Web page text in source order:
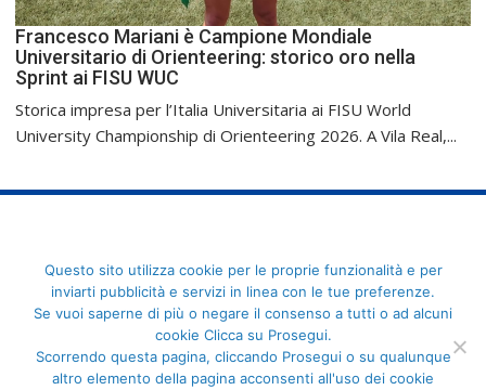
Francesco Mariani è Campione Mondiale
Universitario di Orienteering: storico oro nella
Sprint ai FISU WUC
Storica impresa per l’Italia Universitaria ai FISU World
University Championship di Orienteering 2026. A Vila Real,...
FederCUSI: Federazione Italiana dello Sport Universitario - Via
Angelo Brofferio, 7 - 00195 Roma - C.F. 80109270589
Questo sito utilizza cookie per le proprie funzionalità e per
inviarti pubblicità e servizi in linea con le tue preferenze.
Se vuoi saperne di più o negare il consenso a tutti o ad alcuni
cookie Clicca su Prosegui.
Scorrendo questa pagina, cliccando Prosegui o su qualunque
altro elemento della pagina acconsenti all'uso dei cookie